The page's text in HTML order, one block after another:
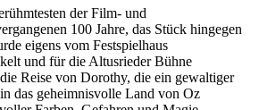
der Film- und
100 Jahre, das Stück hingegen
eigens vom Festspielhaus
und für die Altusrieder Bühne
Reise von Dorothy, die ein gewaltiger
das geheimnisvolle Land von Oz